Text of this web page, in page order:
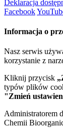
Deklaracja
Facebook
Informacja o
Nasz serwis
korzystanie z
Kliknij przycisk
typów plików
"Zmień
Administratorem
Chemii